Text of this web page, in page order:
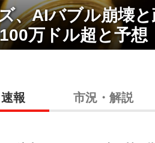
、AIバブル崩壊
万ドル超と予想
報 市況・解説